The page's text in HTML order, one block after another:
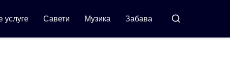
услуге Савети Музика Забава Претражи